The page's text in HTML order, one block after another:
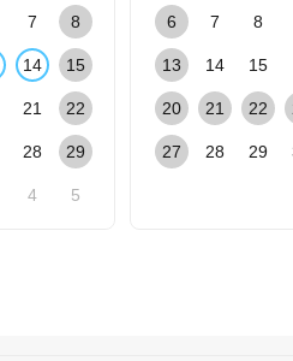
7 8
14 15
21 22
28 29
4 5
6 7 8
13 14 15
20 21 22
27 28 29